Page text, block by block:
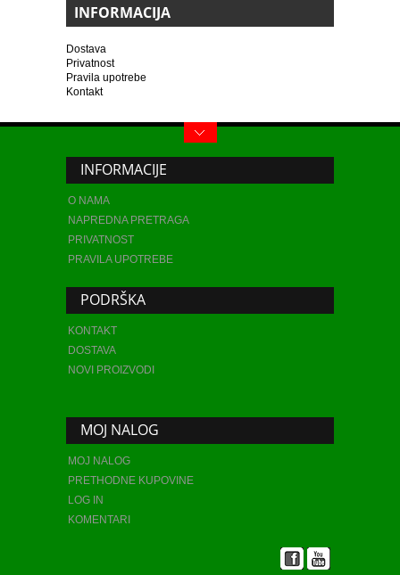
INFORMACIJA
Dostava
Privatnost
Pravila upotrebe
Kontakt
INFORMACIJE
O NAMA
NAPREDNA PRETRAGA
PRIVATNOST
PRAVILA UPOTREBE
PODRŠKA
KONTAKT
DOSTAVA
NOVI PROIZVODI
MOJ NALOG
MOJ NALOG
PRETHODNE KUPOVINE
LOG IN
KOMENTARI